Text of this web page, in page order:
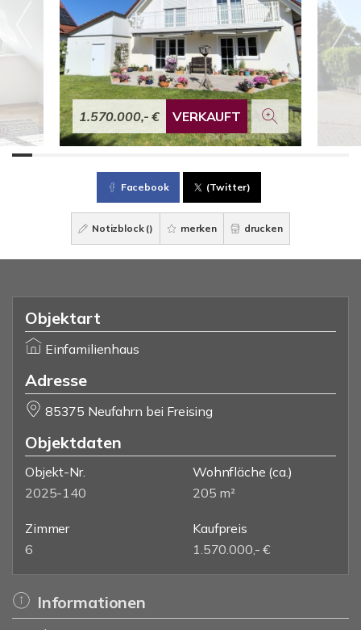
1.570.000,- € VERKAUFT
Facebook (Twitter)
Notizblock () merken drucken
Objektart
Einfamilienhaus
Adresse
85375 Neufahrn bei Freising
Objektdaten
Objekt-Nr.
2025-140
Wohnfläche (ca.)
205 m²
Zimmer
6
Kaufpreis
1.570.000,- €
Informationen